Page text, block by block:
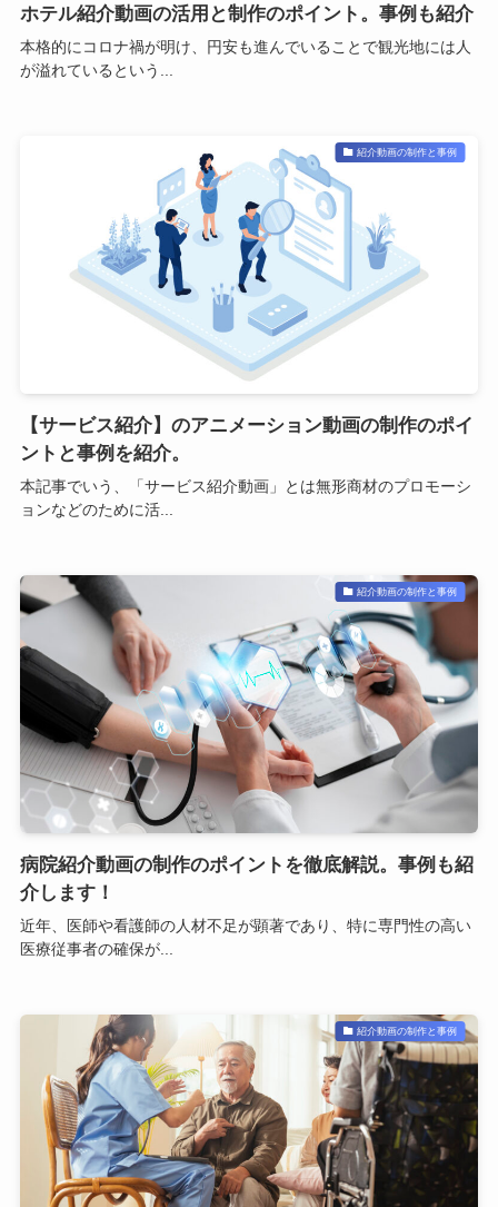
ホテル紹介動画の活用と制作のポイント。事例も紹介
本格的にコロナ禍が明け、円安も進んでいることで観光地には人
が溢れているという...
紹介動画の制作と事例
【サービス紹介】のアニメーション動画の制作のポイ
ントと事例を紹介。
本記事でいう、「サービス紹介動画」とは無形商材のプロモーシ
ョンなどのために活...
紹介動画の制作と事例
病院紹介動画の制作のポイントを徹底解説。事例も紹
介します！
近年、医師や看護師の人材不足が顕著であり、特に専門性の高い
医療従事者の確保が...
紹介動画の制作と事例